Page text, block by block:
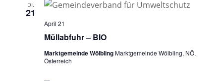
DI.
21
Müllabfuhr – BIO
April 21
Marktgemeinde WölblingMarktgemeinde Wölbling, NÖ,
Österreich